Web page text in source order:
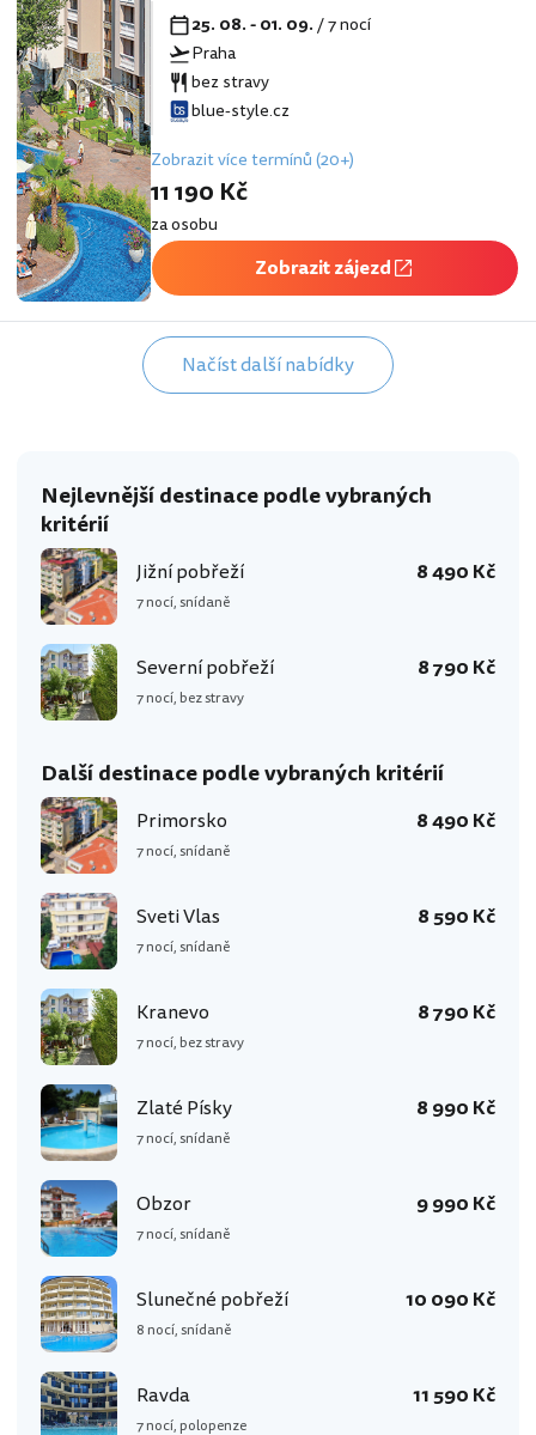
25. 08. - 01. 09./ 7 nocí
Praha
bez stravy
blue-style.cz
Zobrazit více termínů (20+)
11 190 Kč
za osobu
Zobrazit zájezd
Načíst další nabídky
Nejlevnější destinace podle vybraných
kritérií
Jižní pobřeží
7 nocí, snídaně
8 490 Kč
Severní pobřeží
7 nocí, bez stravy
8 790 Kč
Další destinace podle vybraných kritérií
Primorsko
7 nocí, snídaně
8 490 Kč
Sveti Vlas
7 nocí, snídaně
8 590 Kč
Kranevo
7 nocí, bez stravy
8 790 Kč
Zlaté Písky
7 nocí, snídaně
8 990 Kč
Obzor
7 nocí, snídaně
9 990 Kč
Slunečné pobřeží
8 nocí, snídaně
10 090 Kč
Ravda
7 nocí, polopenze
11 590 Kč